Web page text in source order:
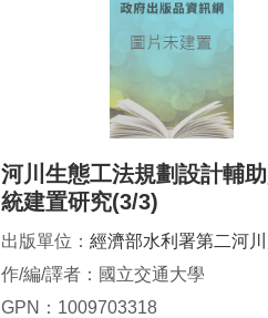
河川生態工法規劃設計輔
統建置研究(3/3)
出版單位： 經濟部水利署第二河
作/編/譯者：國立交通大學
GPN：1009703318